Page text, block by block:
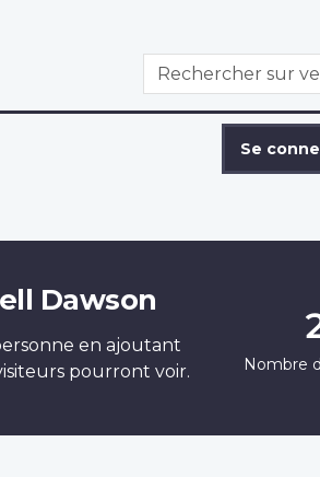
WxT
Search
Rechercher
Se
Dawson
en ajoutant
pourront voir. Nombre